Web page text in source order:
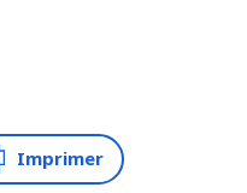
Imprimer